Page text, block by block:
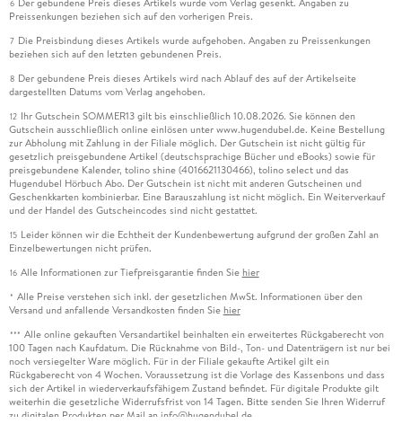
6
Preissenkungen beziehen sich auf den vorherigen Preis.
7 Die Preisbindung dieses Artikels wurde aufgehoben. Angaben zu Preissenkungen
beziehen sich auf den letzten gebundenen Preis.
8 Der gebundene Preis dieses Artikels wird nach Ablauf des auf der Artikelseite
dargestellten Datums vom Verlag angehoben.
12 Ihr Gutschein SOMMER13 gilt bis einschließlich 10.08.2026. Sie können den
Gutschein ausschließlich online einlösen unter www.hugendubel.de. Keine Bestellung
zur Abholung mit Zahlung in der Filiale möglich. Der Gutschein ist nicht gültig für
gesetzlich preisgebundene Artikel (deutschsprachige Bücher und eBooks) sowie für
preisgebundene Kalender, tolino shine (4016621130466), tolino select und das
Hugendubel Hörbuch Abo. Der Gutschein ist nicht mit anderen Gutscheinen und
Geschenkkarten kombinierbar. Eine Barauszahlung ist nicht möglich. Ein Weiterverkauf
und der Handel des Gutscheincodes sind nicht gestattet.
15 Leider können wir die Echtheit der Kundenbewertung aufgrund der großen Zahl an
Einzelbewertungen nicht prüfen.
16 Alle Informationen zur Tiefpreisgarantie finden Sie hier
* Alle Preise verstehen sich inkl. der gesetzlichen MwSt. Informationen über den
Versand und anfallende Versandkosten finden Sie hier
*** Alle online gekauften Versandartikel beinhalten ein erweitertes Rückgaberecht von
100 Tagen nach Kaufdatum. Die Rücknahme von Bild-, Ton- und Datenträgern ist nur bei
noch versiegelter Ware möglich. Für in der Filiale gekaufte Artikel gilt ein
Rückgaberecht von 4 Wochen. Voraussetzung ist die Vorlage des Kassenbons und dass
sich der Artikel in wiederverkaufsfähigem Zustand befindet. Für digitale Produkte gilt
weiterhin die gesetzliche Widerrufsfrist von 14 Tagen. Bitte senden Sie Ihren Widerruf
zu digitalen Produkten per Mail an info@hugendubel.de.